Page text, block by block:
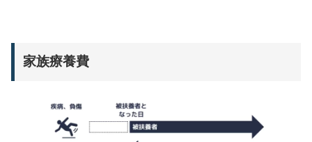
家族療養費